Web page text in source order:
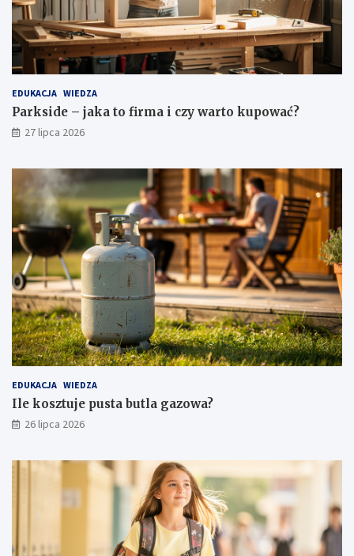
EDUKACJA WIEDZA
Parkside – jaka to firma i czy warto kupować?
27 lipca 2026
EDUKACJA WIEDZA
Ile kosztuje pusta butla gazowa?
26 lipca 2026